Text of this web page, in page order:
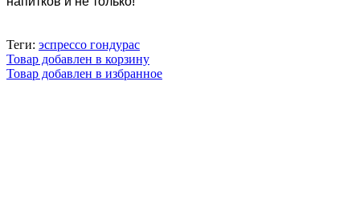
Теги: эспрессо гондурас
Товар добавлен в корзину
Товар добавлен в избранное